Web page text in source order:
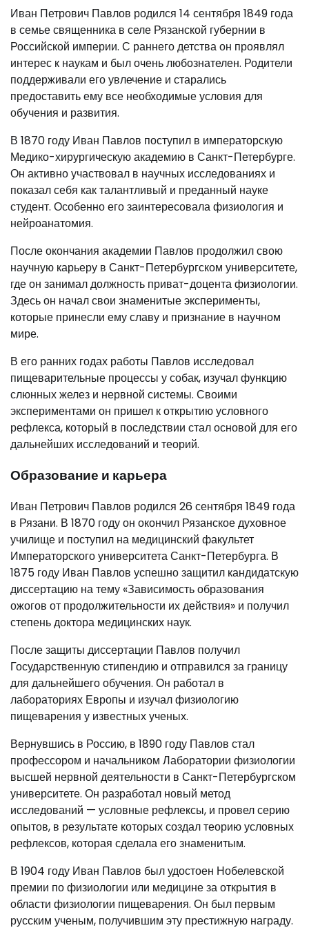
Иван Петрович Павлов родился 14 сентября 1849 года
в семье священника в селе Рязанской губернии в
Российской империи. С раннего детства он проявлял
интерес к наукам и был очень любознателен. Родители
поддерживали его увлечение и старались
предоставить ему все необходимые условия для
обучения и развития.
В 1870 году Иван Павлов поступил в императорскую
Медико-хирургическую академию в Санкт-Петербурге.
Он активно участвовал в научных исследованиях и
показал себя как талантливый и преданный науке
студент. Особенно его заинтересовала физиология и
нейроанатомия.
После окончания академии Павлов продолжил свою
научную карьеру в Санкт-Петербургском университете,
где он занимал должность приват-доцента физиологии.
Здесь он начал свои знаменитые эксперименты,
которые принесли ему славу и признание в научном
мире.
В его ранних годах работы Павлов исследовал
пищеварительные процессы у собак, изучал функцию
слюнных желез и нервной системы. Своими
экспериментами он пришел к открытию условного
рефлекса, который в последствии стал основой для его
дальнейших исследований и теорий.
Образование и карьера
Иван Петрович Павлов родился 26 сентября 1849 года
в Рязани. В 1870 году он окончил Рязанское духовное
училище и поступил на медицинский факультет
Императорского университета Санкт-Петербурга. В
1875 году Иван Павлов успешно защитил кандидатскую
диссертацию на тему «Зависимость образования
ожогов от продолжительности их действия» и получил
степень доктора медицинских наук.
После защиты диссертации Павлов получил
Государственную стипендию и отправился за границу
для дальнейшего обучения. Он работал в
лабораториях Европы и изучал физиологию
пищеварения у известных ученых.
Вернувшись в Россию, в 1890 году Павлов стал
профессором и начальником Лаборатории физиологии
высшей нервной деятельности в Санкт-Петербургском
университете. Он разработал новый метод
исследований — условные рефлексы, и провел серию
опытов, в результате которых создал теорию условных
рефлексов, которая сделала его знаменитым.
В 1904 году Иван Павлов был удостоен Нобелевской
премии по физиологии или медицине за открытия в
области физиологии пищеварения. Он был первым
русским ученым, получившим эту престижную награду.